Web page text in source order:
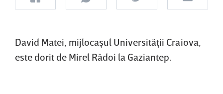
David Matei, mijlocaşul Universităţii Craiova,
este dorit de Mirel Rădoi la Gaziantep.